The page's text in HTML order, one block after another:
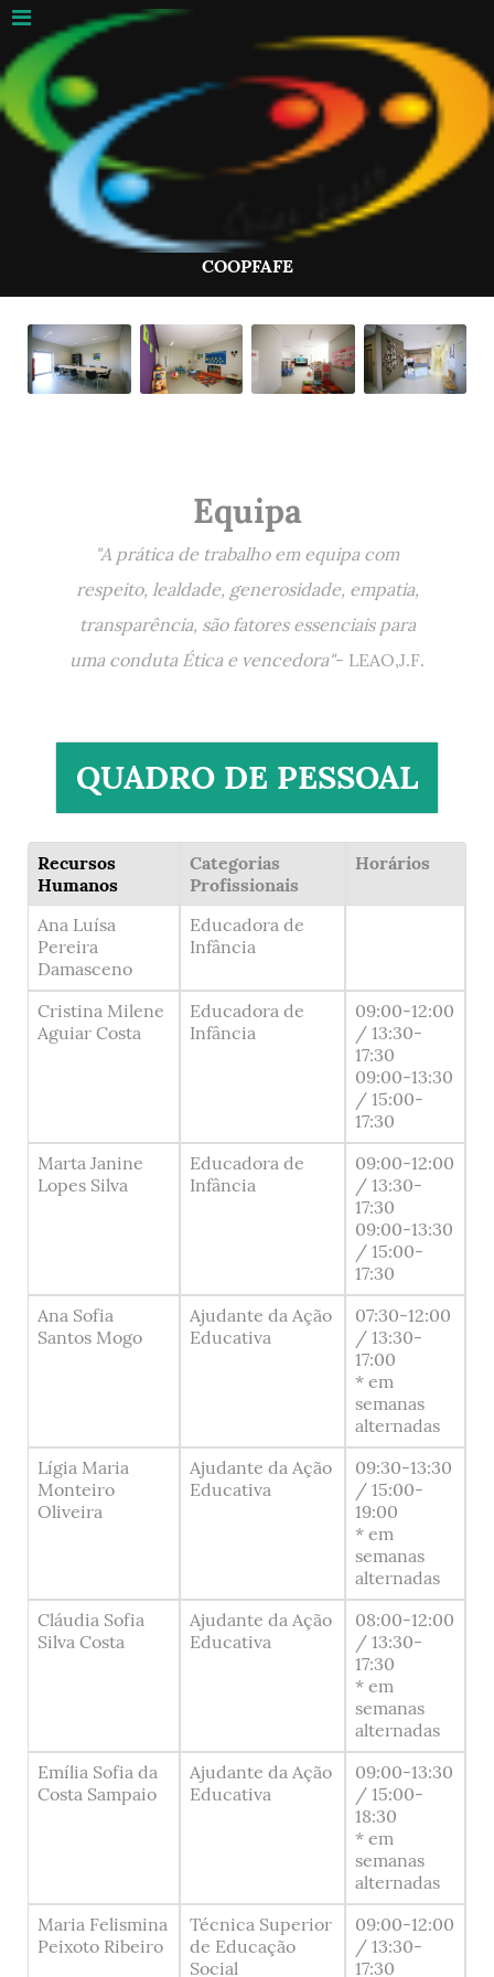
COOPFAFE
Equipa
"A prática de trabalho em equipa com
respeito, lealdade, generosidade, empatia,
transparência, são fatores essenciais para
uma conduta Ética e vencedora"- LEAO,J.F.
QUADRO DE PESSOAL
Recursos
Humanos
Categorias
Profissionais
Horários
Ana Luísa
Pereira
Damasceno
Educadora de
Infância
Cristina Milene
Aguiar Costa
Educadora de
Infância
09:00-12:00
/ 13:30-
17:30
09:00-13:30
/ 15:00-
17:30
Marta Janine
Lopes Silva
Educadora de
Infância
09:00-12:00
/ 13:30-
17:30
09:00-13:30
/ 15:00-
17:30
Ana Sofia
Santos Mogo
Ajudante da Ação
Educativa
07:30-12:00
/ 13:30-
17:00
* em
semanas
alternadas
Lígia Maria
Monteiro
Oliveira
Ajudante da Ação
Educativa
09:30-13:30
/ 15:00-
19:00
* em
semanas
alternadas
Cláudia Sofia
Silva Costa
Ajudante da Ação
Educativa
08:00-12:00
/ 13:30-
17:30
* em
semanas
alternadas
Emília Sofia da
Costa Sampaio
Ajudante da Ação
Educativa
09:00-13:30
/ 15:00-
18:30
* em
semanas
alternadas
Maria Felismina
Peixoto Ribeiro
Técnica Superior
de Educação
Social
09:00-12:00
/ 13:30-
17:30